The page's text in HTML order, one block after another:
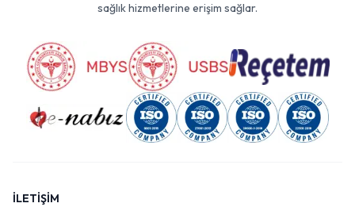
sağlık hizmetlerine erişim sağlar.
İLETİŞİM